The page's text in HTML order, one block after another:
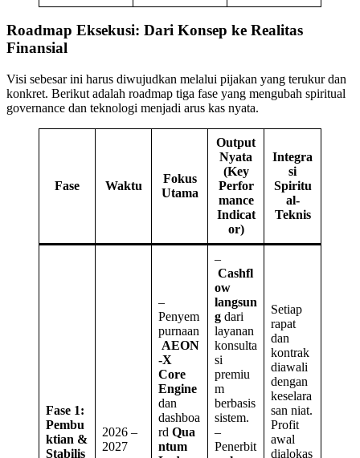
Roadmap Eksekusi: Dari Konsep ke Realitas
Finansial
Visi sebesar ini harus diwujudkan melalui pijakan yang terukur dan
konkret. Berikut adalah roadmap tiga fase yang mengubah spiritual
governance dan teknologi menjadi arus kas nyata.
Fase Waktu
Fokus
Utama
Output
Nyata
(Key
Perfor
mance
Indicat
or)
Integra
si
Spiritu
al-
Teknis
Fase 1:
Pembu
ktian &
Stabilis
2026 –
2027
–
Penyem
purnaan
AEON
-X
Core
Engine
dan
dashboa
rd Qua
ntum
–
Cashfl
ow
langsun
g dari
layanan
konsulta
si
premiu
m
berbasis
sistem.
–
Penerbit
Setiap
rapat
dan
kontrak
diawali
dengan
keselara
san niat.
Profit
awal
dialokas